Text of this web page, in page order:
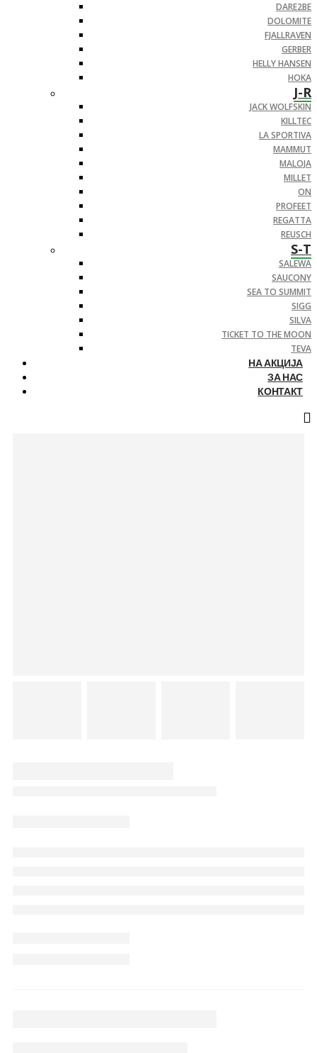
DARE2BE
DOLOMITE
FJALLRAVEN
GERBER
HELLY HANSEN
HOKA
J-R
JACK WOLFSKIN
KILLTEC
LA SPORTIVA
MAMMUT
MALOJA
MILLET
ON
PROFEET
REGATTA
REUSCH
S-T
SALEWA
SAUCONY
SEA TO SUMMIT
SIGG
SILVA
TICKET TO THE MOON
TEVA
НА АКЦИЈА
ЗА НАС
КОНТАКТ